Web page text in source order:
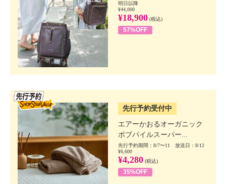
明日以降
¥44,000
¥18,900 (税込)
57%OFF
先行予約受付中
エアーかおるオーガニック
ボブパイルスーパー...
先行予約期間：8/7〜11 放送日：8/12
¥6,600
¥4,280 (税込)
35%OFF